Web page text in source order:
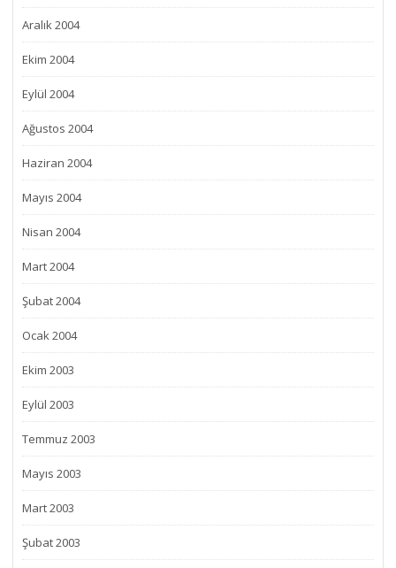
Aralık 2004
Ekim 2004
Eylül 2004
Ağustos 2004
Haziran 2004
Mayıs 2004
Nisan 2004
Mart 2004
Şubat 2004
Ocak 2004
Ekim 2003
Eylül 2003
Temmuz 2003
Mayıs 2003
Mart 2003
Şubat 2003